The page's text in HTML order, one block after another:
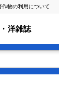
作物の利用について
洋雑誌